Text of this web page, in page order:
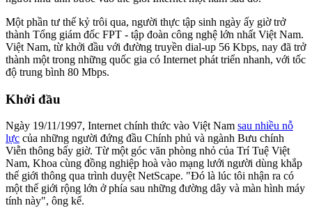
Một phần tư thế kỷ trôi qua, người thực tập sinh ngày ấy giờ trở
thành Tổng giám đốc FPT - tập đoàn công nghệ lớn nhất Việt Nam.
Việt Nam, từ khởi đầu với đường truyền dial-up 56 Kbps, nay đã trở
thành một trong những quốc gia có Internet phát triển nhanh, với tốc
độ trung bình 80 Mbps.
Khởi đầu
Ngày 19/11/1997, Internet chính thức vào Việt Nam sau nhiều nỗ
lực của những người đứng đầu Chính phủ và ngành Bưu chính
Viễn thông bấy giờ. Từ một góc văn phòng nhỏ của Trí Tuệ Việt
Nam, Khoa cùng đồng nghiệp hoà vào mạng lưới người dùng khắp
thế giới thông qua trình duyệt NetScape. "Đó là lúc tôi nhận ra có
một thế giới rộng lớn ở phía sau những đường dây và màn hình máy
tính này", ông kể.